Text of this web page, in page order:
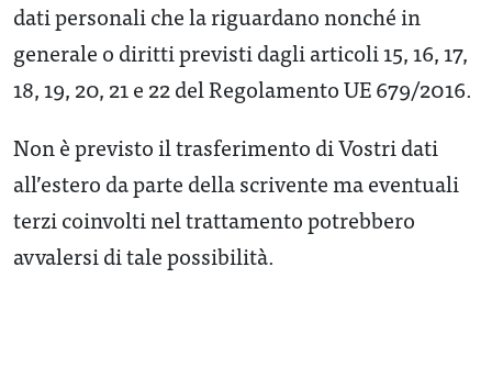
dati personali che la riguardano nonché in
generale o diritti previsti dagli articoli 15, 16, 17,
18, 19, 20, 21 e 22 del Regolamento UE 679/2016.
Non è previsto il trasferimento di Vostri dati
all’estero da parte della scrivente ma eventuali
terzi coinvolti nel trattamento potrebbero
avvalersi di tale possibilità.